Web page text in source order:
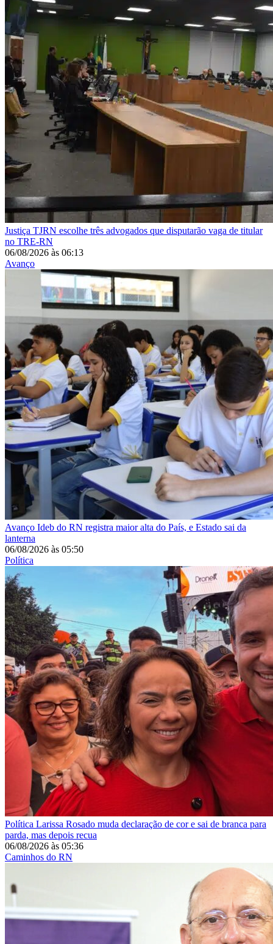
Justiça TJRN escolhe três advogados que disputarão vaga de titular
no TRE-RN
06/08/2026 às 06:13
Avanço
Avanço Ideb do RN registra maior alta do País, e Estado sai da
lanterna
06/08/2026 às 05:50
Política
Política Larissa Rosado muda declaração de cor e sai de branca para
parda, mas depois recua
06/08/2026 às 05:36
Caminhos do RN